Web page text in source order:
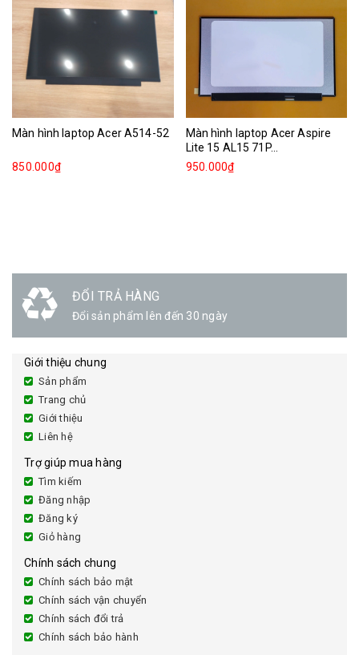
Màn hình laptop Acer A514-52
850.000₫
Màn hình laptop Acer Aspire
Lite 15 AL15 71P...
950.000₫
ĐỔI TRẢ HÀNG
Đổi sản phẩm lên đến 30 ngày
Giới thiệu chung
Sản phẩm
Trang chủ
Giới thiệu
Liên hệ
Trợ giúp mua hàng
Tìm kiếm
Đăng nhập
Đăng ký
Giỏ hàng
Chính sách chung
Chính sách bảo mật
Chính sách vận chuyển
Chính sách đổi trả
Chính sách bảo hành